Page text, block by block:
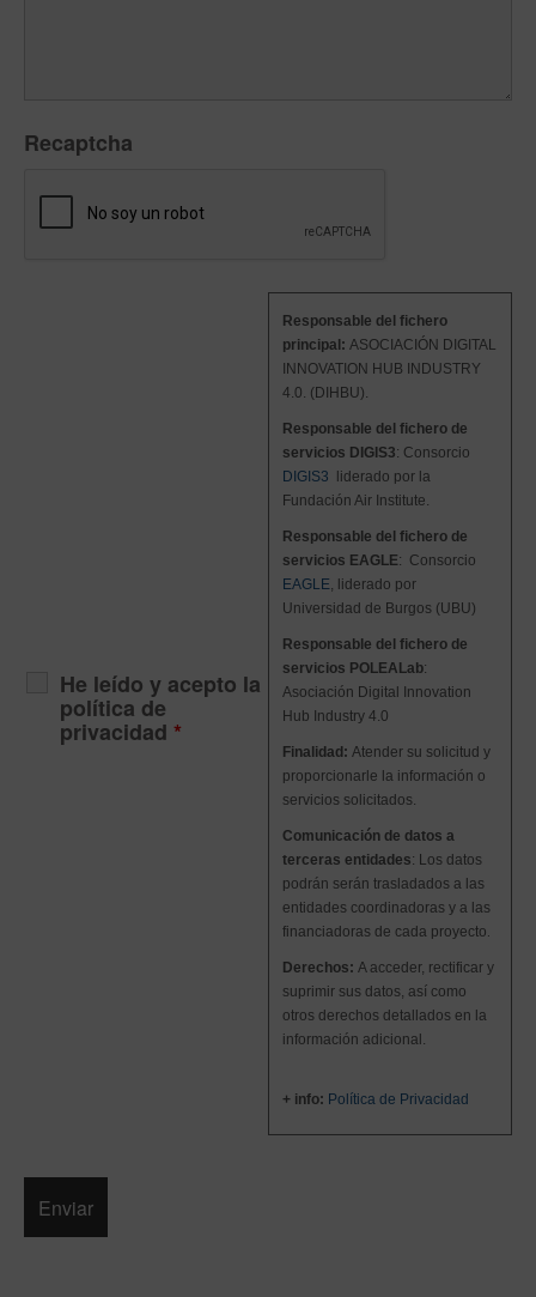
Recaptcha
He leído y acepto la
política de
privacidad *
Responsable del fichero
principal: ASOCIACIÓN DIGITAL
INNOVATION HUB INDUSTRY
4.0. (DIHBU).
Responsable del fichero de
servicios DIGIS3: Consorcio
DIGIS3
liderado por la
Fundación Air Institute.
Responsable del fichero de
servicios EAGLE: Consorcio
EAGLE, liderado por
Universidad de Burgos (UBU)
Responsable del fichero de
servicios POLEALab:
Asociación Digital Innovation
Hub Industry 4.0
Finalidad: Atender su solicitud y
proporcionarle la información o
servicios solicitados.
Comunicación de datos a
terceras entidades: Los datos
podrán serán trasladados a las
entidades coordinadoras y a las
financiadoras de cada proyecto
Derechos: A acceder, rectificar y
suprimir sus datos, así como
otros derechos detallados en la
información adicional.
+ info: Política de Privacidad